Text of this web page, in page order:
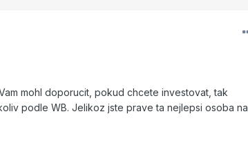
mohl doporucit, pokud chcete investovat, tak
podle WB. Jelikoz jste prave ta nejlepsi osoba na